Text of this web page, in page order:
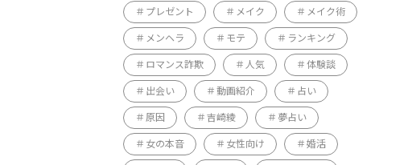
プレゼント メイク メイク術
メンヘラ モテ ランキング
ロマンス詐欺 人気 体験談
出会い 動画紹介 占い
原因 吉崎綾 夢占い
女の本音 女性向け 婚活